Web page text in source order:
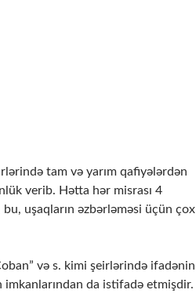
tam və yarım qafiyələrdən
verib. Hətta hər misrası 4
uşaqların əzbərləməsi üçün çox
və s. kimi şeirlərində ifadənin
da istifadə etmişdir.